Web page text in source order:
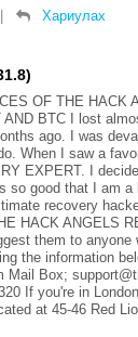
Хариулах
OF THE HACK
AND BTC I lost
ago. I was
When I saw a
EXPERT. I
so good that I am
recovery
HACK ANGELS
them to
the information
Mail Box;
If you're in
at 45-46 Red